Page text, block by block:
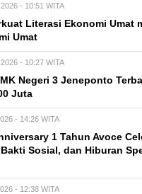
- 10:51 WITA
Literasi Ekonomi Umat
Umat
- 10:27 WITA
Negeri 3 Jeneponto
Juta
- 14:26 WITA
1 Tahun Avoce
Sosial, dan Hiburan
- 12:38 WITA